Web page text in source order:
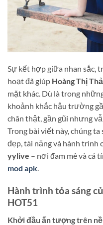
Sự kết hợp giữa nhan sắc,
hoạt đã giúp Hoàng Thị
mặt khác. Dù là trong
khoảnh khắc hậu trường
chân thật, gần gũi nhưng
Trong bài viết này, chúng
đẹp, tài năng và hành trình
yylive – nơi đam mê và cá
mod apk.
Hành trình tỏa sáng
HOT51
Khởi đầu ấn tượng trên